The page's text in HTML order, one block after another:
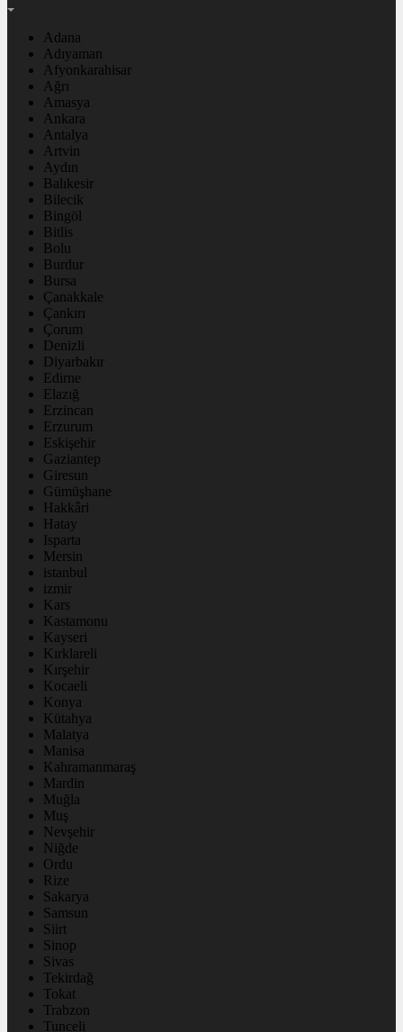
Adana
Adıyaman
Afyonkarahisar
Ağrı
Amasya
Ankara
Antalya
Artvin
Aydın
Balıkesir
Bilecik
Bingöl
Bitlis
Bolu
Burdur
Bursa
Çanakkale
Çankırı
Çorum
Denizli
Diyarbakır
Edirne
Elazığ
Erzincan
Erzurum
Eskişehir
Gaziantep
Giresun
Gümüşhane
Hakkâri
Hatay
Isparta
Mersin
istanbul
izmir
Kars
Kastamonu
Kayseri
Kırklareli
Kırşehir
Kocaeli
Konya
Kütahya
Malatya
Manisa
Kahramanmaraş
Mardin
Muğla
Muş
Nevşehir
Niğde
Ordu
Rize
Sakarya
Samsun
Siirt
Sinop
Sivas
Tekirdağ
Tokat
Trabzon
Tunceli